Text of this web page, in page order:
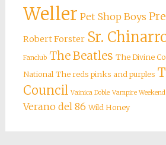
Weller Pet Shop Boys
Robert Forster Sr.
Fanclub The Beatles The Divine
National The reds pinks and purples
Council Vainica Doble Vampire Weekend
Verano del 86 Wild Honey